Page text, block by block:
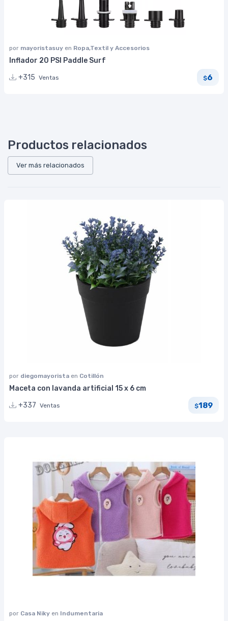
por mayoristasuy en Ropa,Textil y Accesorios
Inflador 20 PSI Paddle Surf
+315 Ventas $6
Productos relacionados
Ver más relacionados
por diegomayorista en Cotillón
Maceta con lavanda artificial 15 x 6 cm
+337 Ventas $189
por Casa Niky en Indumentaria